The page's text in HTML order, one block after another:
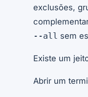
exclusões,
--all sem
Existe um
Abrir um